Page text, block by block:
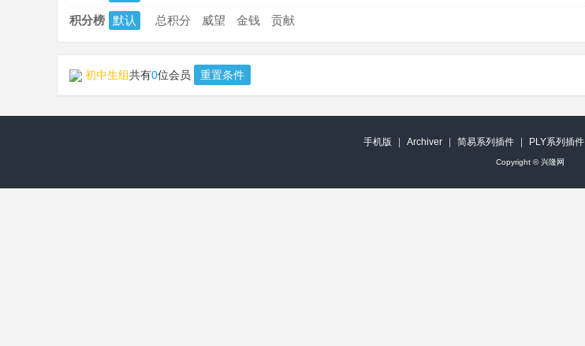
积分榜 默认 总积分 威望 金钱 贡献
初中生组共有0位会员 重置条件
手机版 Archiver 简易系列插件 PLY系列插件
Copyright ©兴隆网